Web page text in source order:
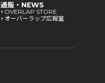
通販・NEWS
OVERLAP STORE
オーバーラップ広報室